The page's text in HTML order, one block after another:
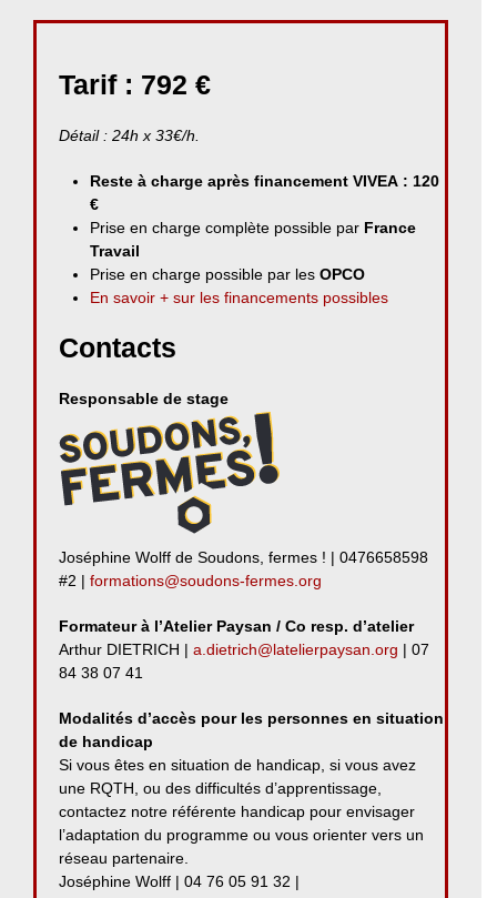
Tarif : 792 €
Détail : 24h x 33€/h.
Reste à charge après financement VIVEA : 120
€
Prise en charge complète possible par France
Travail
Prise en charge possible par lesOPCO
En savoir + sur les financements possibles
Contacts
Responsable de stage
Joséphine Wolff de Soudons, fermes ! | 0476658598
#2 | formations@soudons-fermes.org
Formateur à l’Atelier Paysan / Co resp. d’atelier
Arthur DIETRICH | a.dietrich@latelierpaysan.org | 07
84 38 07 41
Modalités d’accès pour les personnes en situation
de handicap
Si vous êtes en situation de handicap, si vous avez
une RQTH, ou des difficultés d’apprentissage,
contactez notre référente handicap pour envisager
l’adaptation du programme ou vous orienter vers un
réseau partenaire.
Joséphine Wolff | 04 76 05 91 32 |